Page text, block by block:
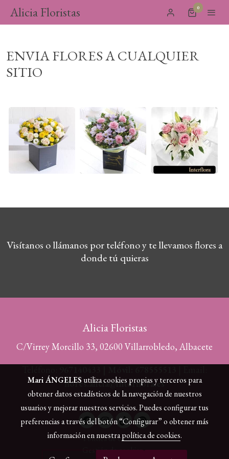
Alicia Floristas 0
ENVIA FLORES A CUALQUIER
SITIO
Visítanos o llámanos por teléfono y te llevamos flores a
donde tú quieras
Alicia Floristas
C/Virrey Morcillo 33, 02600 Villarrobledo, Albacete
flores.alicia@interflora.es
Política de cookies
Gestión de cookies
Mari ÁNGELES utiliza cookies propias y terceros para
obtener datos estadísticos de la navegación de nuestros
usuarios y mejorar nuestros servicios. Puedes configurar tus
preferencias a través del botón “Configurar” o obtener más
información en nuestrapolítica de cookies.